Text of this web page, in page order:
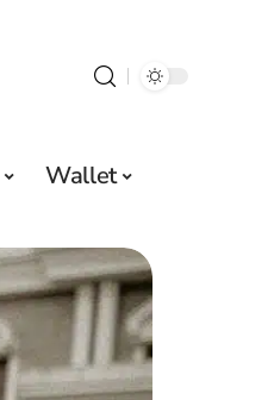
Wallet